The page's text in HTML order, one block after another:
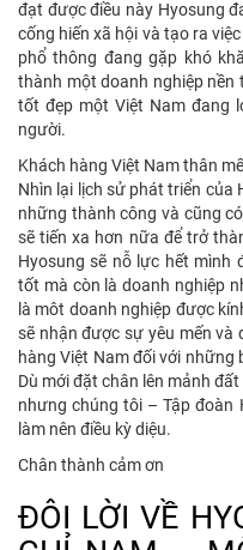
đạt được điều này Hyosung
cống hiến xã hội và tạo ra
phổ thông đang gặp khó
thành một doanh nghiệp
tốt đẹp một Việt Nam đang
người.
Khách hàng Việt Nam thân
Nhìn lại lịch sử phát triển của
những thành công và cũng
sẽ tiến xa hơn nữa để trở
Hyosung sẽ nỗ lực hết mình
tốt mà còn là doanh nghiệp
là môt doanh nghiệp được
sẽ nhận được sự yêu mến và
hàng Việt Nam đối với
Dù mới đặt chân lên mảnh
nhưng chúng tôi – Tập đoàn
làm nên điều kỳ diệu.
Chân thành cảm ơn
ĐÔI LỜI VỀ